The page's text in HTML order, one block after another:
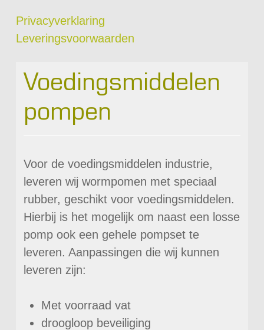
Privacyverklaring
Leveringsvoorwaarden
Voedingsmiddelen
pompen
Voor de voedingsmiddelen industrie,
leveren wij wormpomen met speciaal
rubber, geschikt voor voedingsmiddelen.
Hierbij is het mogelijk om naast een losse
pomp ook een gehele pompset te
leveren. Aanpassingen die wij kunnen
leveren zijn:
Met voorraad vat
droogloop beveiliging